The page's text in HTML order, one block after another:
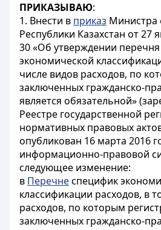
ПРИКАЗЫВАЮ:
1. Внести в приказ Министра
Республики Казахстан от 27
30 «Об утверждении
экономической
числе видов расходов, по
заключенных гражданско-
является обязательной»
Реестре государственной
нормативных правовых
опубликован 16 марта 2016
информационно-правовой
следующее изменение:
в Перечнеспецифик
классификации расходов, в
расходов, по которым
заключенных гражданско-